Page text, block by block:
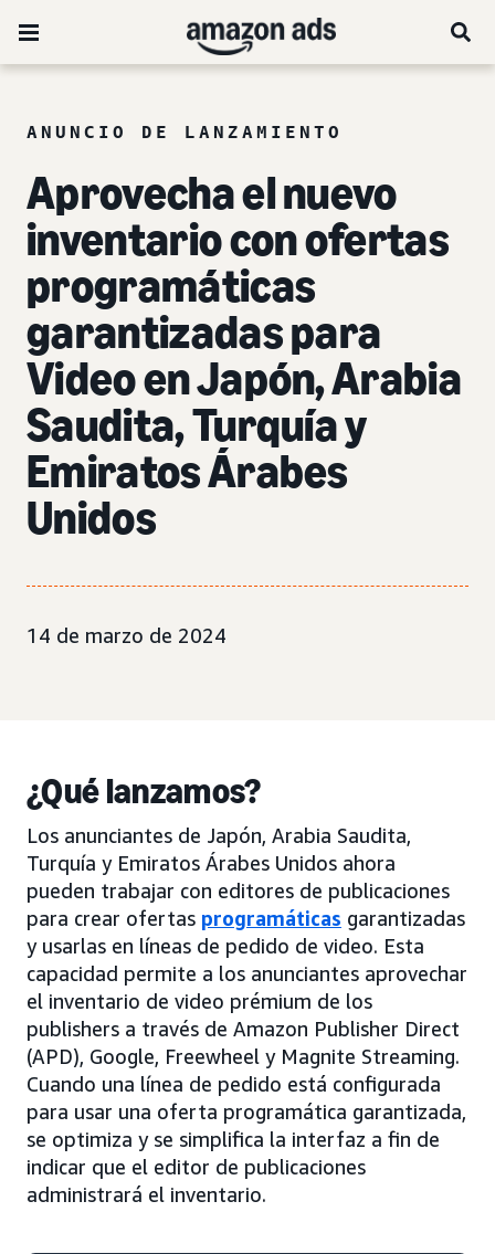
ANUNCIO DE LANZAMIENTO
Aprovecha el nuevo
inventario con ofertas
programáticas
garantizadas para
Video en Japón, Arabia
Saudita, Turquía y
Emiratos Árabes
Unidos
14 de marzo de 2024
¿Qué lanzamos?
Los anunciantes de Japón, Arabia Saudita,
Turquía y Emiratos Árabes Unidos ahora
pueden trabajar con editores de publicaciones
para crear ofertas programáticas garantizadas
y usarlas en líneas de pedido de video. Esta
capacidad permite a los anunciantes aprovechar
el inventario de video prémium de los
publishers a través de Amazon Publisher Direct
(APD), Google, Freewheel y Magnite Streaming.
Cuando una línea de pedido está configurada
para usar una oferta programática garantizada,
se optimiza y se simplifica la interfaz a fin de
indicar que el editor de publicaciones
administrará el inventario.